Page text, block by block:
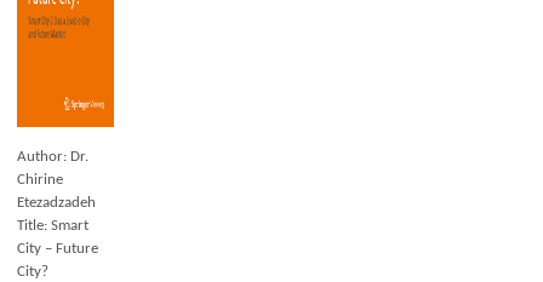
Author: Dr.
Chirine
Etezadzadeh
Title: Smart
City – Future
City?